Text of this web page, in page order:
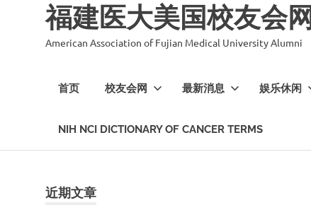
福建医大美国校友会网
American Association of Fujian Medical University Alumni
首页 校友会网 最新消息 娱乐休闲
NIH NCI DICTIONARY OF CANCER TERMS
近期文章